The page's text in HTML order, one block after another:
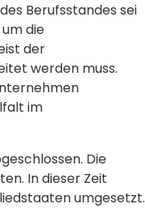
Berufsstandes sei
die
der
werden muss.
im
Die
In dieser Zeit
umgesetzt.